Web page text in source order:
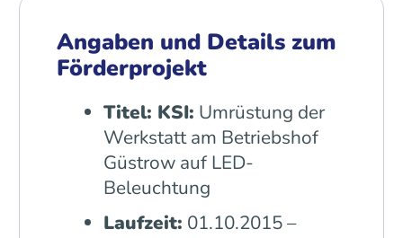
Angaben und Details zum
Förderprojekt
Titel: KSI: Umrüstung der
Werkstatt am Betriebshof
Güstrow auf LED-
Beleuchtung
Laufzeit: 01.10.2015 –